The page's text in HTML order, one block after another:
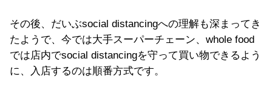
その後、だいぶsocial distancingへの理解も深まってき
たようで、今では大手スーパーチェーン、whole food
では店内でsocial distancingを守って買い物できるよう
に、入店するのは順番方式です。